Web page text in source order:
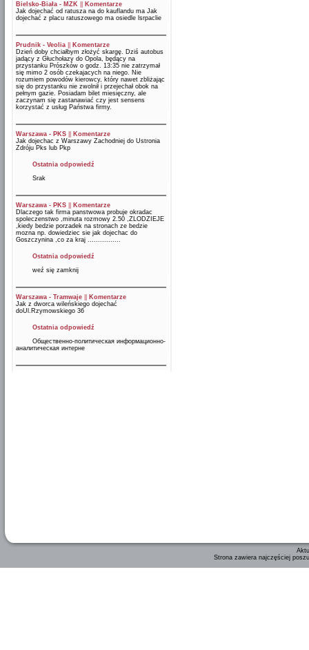
Bielsko-Biała - MZK
Komentarze
Jak dojechać od ratusza na do kauflandu ma Jak
dojechać z placu ratuszowego ma osiedle lsrpaclie
Prudnik - Veolia
Komentarze
Dzień doby chciałbym złożyć skargę. Dziś autobus
jadący z Głuchołazy do Opola, będący na
przystanku Prószków o godz. 13:35 nie zatrzymał
się mimo 2 osób czekajacych na niego. Nie
rozumiem powodów kierowcy, który nawet zbliżając
się do przystanku nie zwolnił i przejechał obok na
pełnym gazie. Posiadam bilet miesięczny, ale
zaczynam się zastanawiać czy jest sensens
korzystać z usług Państwa firmy.
Warszawa - PKS
Komentarze
Jak dojechac z Warszawy Zachodniej do Ustronia
Zdróju Pks lub Pkp
Ostatnia odpowiedź
Srak
Warszawa - PKS
Komentarze
Dlaczego tak firma panstwowa probuje okradac
spoleczenstwo ,minuta rozmowy 2.50 ,ZLODZIEJE
,kiedy bedzie porzadek na stronach ze bedzie
mozna np. dowiedziec sie jak dojechac do
Goszczynina ,co za kraj ................
Ostatnia odpowiedź
weź się zamknij
Warszawa - Tramwaje
Komentarze
Jak z dworca wileńskiego dojechać
doUl.Rzymowskiego 36
Ostatnia odpowiedź
Общественно-политическая информационно-
аналитическая интерне
Strona zawiera najczęściej